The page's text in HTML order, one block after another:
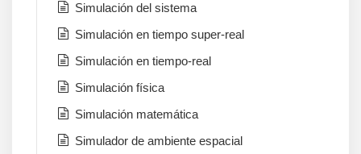
Simulación del sistema
Simulación en tiempo super-real
Simulación en tiempo-real
Simulación física
Simulación matemática
Simulador de ambiente espacial